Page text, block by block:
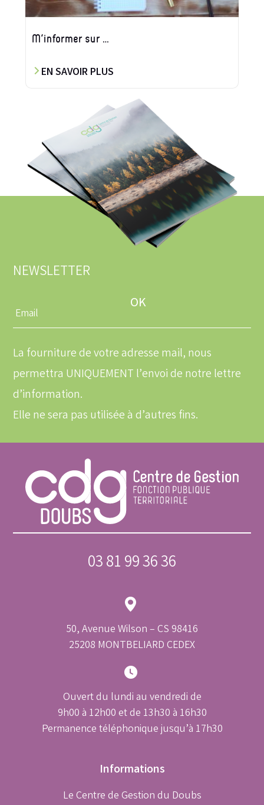
M’informer sur …
EN SAVOIR PLUS
NEWSLETTER
Entrez
une
email
La fourniture de votre adresse mail, nous
permettra UNIQUEMENT l’envoi de notre lettre
d’information.
Elle ne sera pas utilisée à d’autres fins.
03 81 99 36 36
50, Avenue Wilson – CS 98416
25208 MONTBELIARD CEDEX
Ouvert du lundi au vendredi de
9h00 à 12h00 et de 13h30 à 16h30
Permanence téléphonique jusqu’à 17h30
Informations
Le Centre de Gestion du Doubs